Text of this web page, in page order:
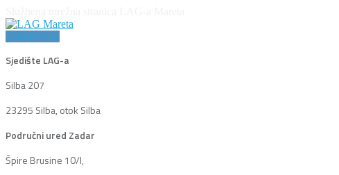
IZBORNIK
Sjedište LAG-a
Silba 207
23295 Silba, otok Silba
Područni ured Zadar
Špire Brusine 10/I,